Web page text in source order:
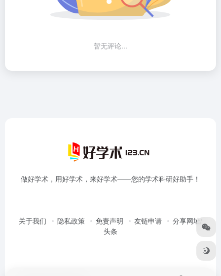
暂无评论...
做好学术，用好学术，来好学术——您的学术科研好助手！
关于我们 隐私政策 免责声明 友链申请
分享网址/
头条